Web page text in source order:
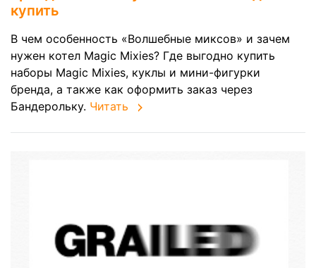
купить
В чем особенность «Волшебные миксов» и зачем
нужен котел Magic Mixies? Где выгодно купить
наборы Magic Mixies, куклы и мини-фигурки
бренда, а также как оформить заказ через
Бандерольку. Читать